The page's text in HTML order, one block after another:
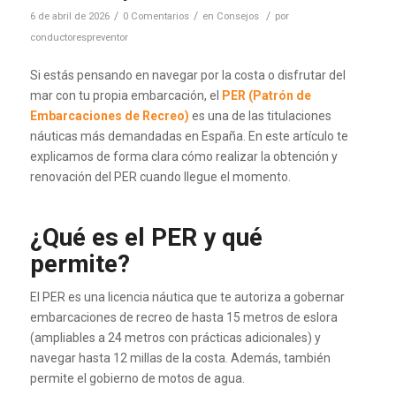
6 de abril de 2026 / 0 Comentarios / en Consejos / por
conductorespreventor
Si estás pensando en navegar por la costa o disfrutar del
mar con tu propia embarcación, el PER (Patrón de
Embarcaciones de Recreo) es una de las titulaciones
náuticas más demandadas en España. En este artículo te
explicamos de forma clara cómo realizar la obtención y
renovación del PER cuando llegue el momento.
¿Qué es el PER y qué
permite?
El PER es una licencia náutica que te autoriza a gobernar
embarcaciones de recreo de hasta 15 metros de eslora
(ampliables a 24 metros con prácticas adicionales) y
navegar hasta 12 millas de la costa. Además, también
permite el gobierno de motos de agua.